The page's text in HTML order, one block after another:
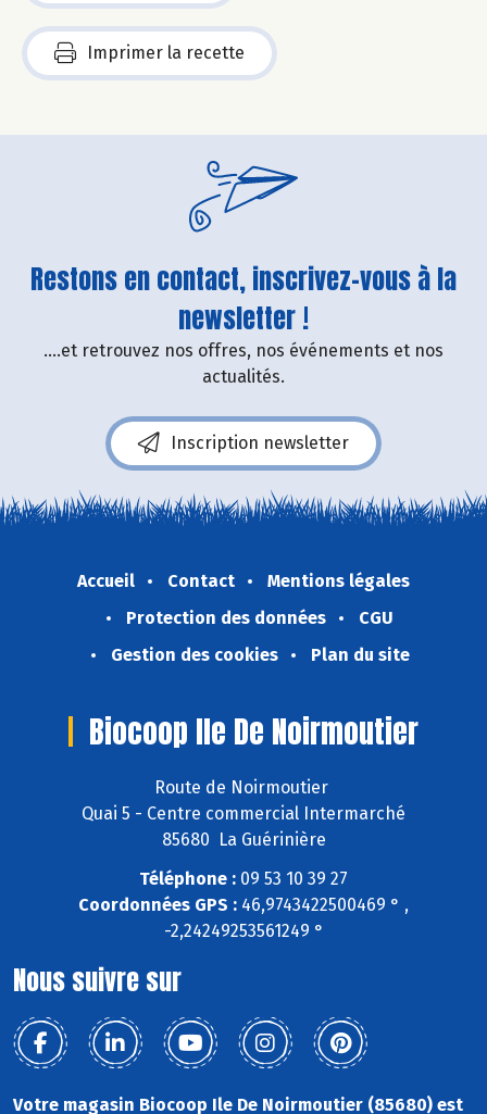
Imprimer la recette
Restons en contact, inscrivez-vous à la
newsletter !
....et retrouvez nos offres, nos événements et nos
actualités.
Inscription newsletter
Accueil Contact
Mentions légales
Protection des données
CGU
Gestion des cookies
Plan du site
Biocoop Ile De Noirmoutier
Route de Noirmoutier
Quai 5 - Centre commercial Intermarché
85680 La Guérinière
Téléphone : 09 53 10 39 27
Coordonnées GPS : 46,9743422500469 ° ,
-2,24249253561249 °
Nous suivre sur
Votre magasin Biocoop Ile De Noirmoutier (85680) est